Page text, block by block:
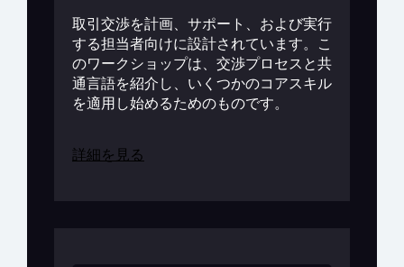
取引交渉を計画、サポート、および実行
する担当者向けに設計されています。こ
のワークショップは、交渉プロセスと共
通言語を紹介し、いくつかのコアスキル
を適用し始めるためのものです。
詳細を見る